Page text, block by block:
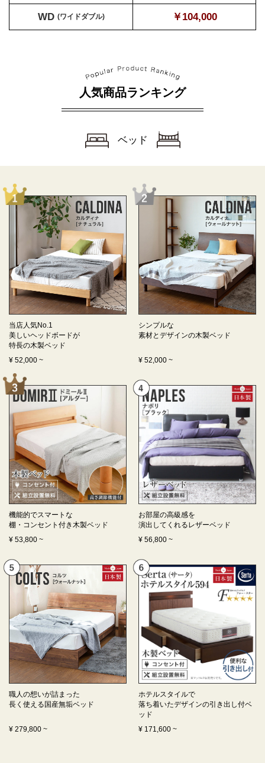
WD (ワイドダブル) ￥104,000
人気商品ランキング
ベッド
当店人気No.1
美しいヘッドボードが
特長の木製ベッド
¥ 52,000 ~
シンプルな
素材とデザインの木製ベッド
¥ 52,000 ~
機能的でスマートな
棚・コンセント付き 木製ベッド
¥ 53,800 ~
お部屋の高級感を
演出してくれるレザーベッド
¥ 56,800 ~
職人の想いが詰まった
長く使える国産無垢ベッド
¥ 279,800 ~
ホテルスタイルで
落ち着いたデザインの引き出し付ベ
ッド
¥ 171,600 ~